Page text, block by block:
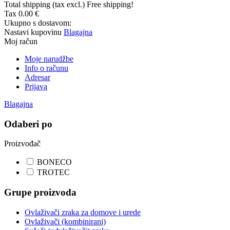
Total shipping (tax excl.) Free shipping!
Tax 0.00 €
Ukupno s dostavom:
Nastavi kupovinu Blagajna
Moj račun
Moje narudžbe
Info o računu
Adresar
Prijava
Blagajna
Odaberi po
Proizvođač
BONECO
TROTEC
Grupe proizvoda
Ovlaživači zraka za domove i urede
Ovlaživači (kombinirani)